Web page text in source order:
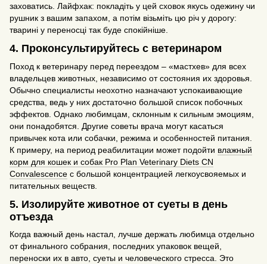
заховатись. Лайфхак: покладіть у цей сховок якусь одежину чи
рушник з вашим запахом, а потім візьміть цю річ у дорогу:
тварині у переносці так буде спокійніше.
4. Проконсультируйтесь с ветеринаром
Поход к ветеринару перед переездом – «мастхев» для всех
владельцев животных, независимо от состояния их здоровья.
Обычно специалисты неохотно назначают успокаивающие
средства, ведь у них достаточно большой список побочных
эффектов. Однако любимцам, склонным к сильным эмоциям,
они понадобятся. Другие советы врача могут касаться
привычек кота или собачки, режима и особенностей питания.
К примеру, на период реабилитации может подойти влажный
корм для кошек и собак Pro Plan Veterinary Diets CN
Convalescence с большой концентрацией легкоусвояемых и
питательных веществ.
5. Изолируйте животное от суеты в день
отъезда
Когда важный день настал, лучше держать любимца отдельно
от финального собрания, последних упаковок вещей,
переноски их в авто, суеты и человеческого стресса. Это